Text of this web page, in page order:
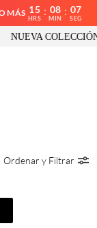
MÁS 15
HRS
: 08
MIN
: 07
SEG
COLECCIÓN
Ordenar y Filtrar